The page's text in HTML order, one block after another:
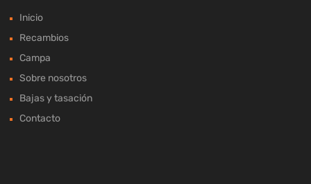
Inicio
Recambios
Campa
Sobre nosotros
Bajas y tasación
Contacto